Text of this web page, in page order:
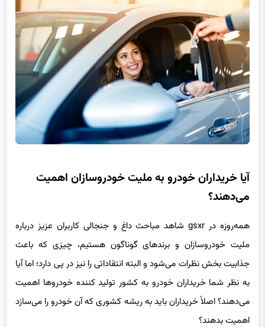
می‌دهند؟
ملیت خودروسازان و برندهای گوناگون هستیم، چیزی که باعث
جذابیت بخش نظرات می‌شود و البته انتقاداتی را نیز در پی دارد؛ اما آیا
به نظر شما خریداران خودرو به کشور تولید کننده خودروها اهمیت
می‌دهند؟ اصلاً خریداران باید به ریشه کشوری که آن خودرو را می‌سازد
اهمیت بدهند؟